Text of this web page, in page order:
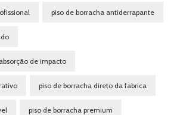
piso de borracha antiderrapante
de impacto
piso de borracha direto da fabrica
piso de borracha premium